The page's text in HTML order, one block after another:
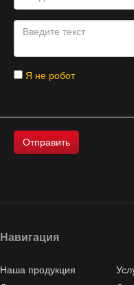
Я не робот
Навигация
Наша продукция